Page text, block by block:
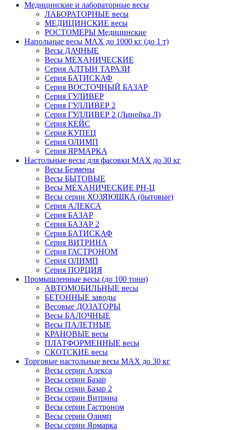
Медицинские и лабораторные весы
ЛАБОРАТОРНЫЕ весы
МЕДИЦИНСКИЕ весы
РОСТОМЕРЫ Медицинские
Напольные весы MAX до 1000 кг (до 1 т)
Весы ДАЧНЫЕ
Весы МЕХАНИЧЕСКИЕ
Серия АЛТЫН ТАРАЗИ
Серия БАТИСКАФ
Серия ВОСТОЧНЫЙ БАЗАР
Серия ГУЛИВЕР
Серия ГУЛЛИВЕР 2
Серия ГУЛЛИВЕР 2 (Линейка Л)
Серия КЕЙС
Серия КУПЕЦ
Серия ОЛИМП
Серия ЯРМАРКА
Настольные весы для фасовки MAX до 30 кг
Весы Безмены
Весы БЫТОВЫЕ
Весы МЕХАНИЧЕСКИЕ РН-Ц
Весы серии ХОЗЯЮШКА (бытовые)
Серия АЛЕКСА
Серия БАЗАР
Серия БАЗАР 2
Серия БАТИСКАФ
Серия ВИТРИНА
Серия ГАСТРОНОМ
Серия ОЛИМП
Серия ПОРЦИЯ
Промышленные весы (до 100 тонн)
АВТОМОБИЛЬНЫЕ весы
БЕТОННЫЕ заводы
Весовые ДОЗАТОРЫ
Весы БАЛОЧНЫЕ
Весы ПАЛЕТНЫЕ
КРАНОВЫЕ весы
ПЛАТФОРМЕННЫЕ весы
СКОТСКИЕ весы
Торговые настольные весы MAX до 30 кг
Весы серии Алекса
Весы серии Базар
Весы серии Базар 2
Весы серии Витрина
Весы серии Гастроном
Весы серии Олимп
Весы серии Ярмарка